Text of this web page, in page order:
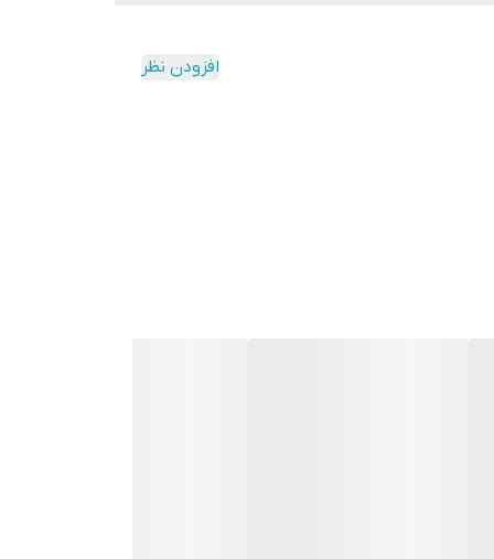
افزودن نظر